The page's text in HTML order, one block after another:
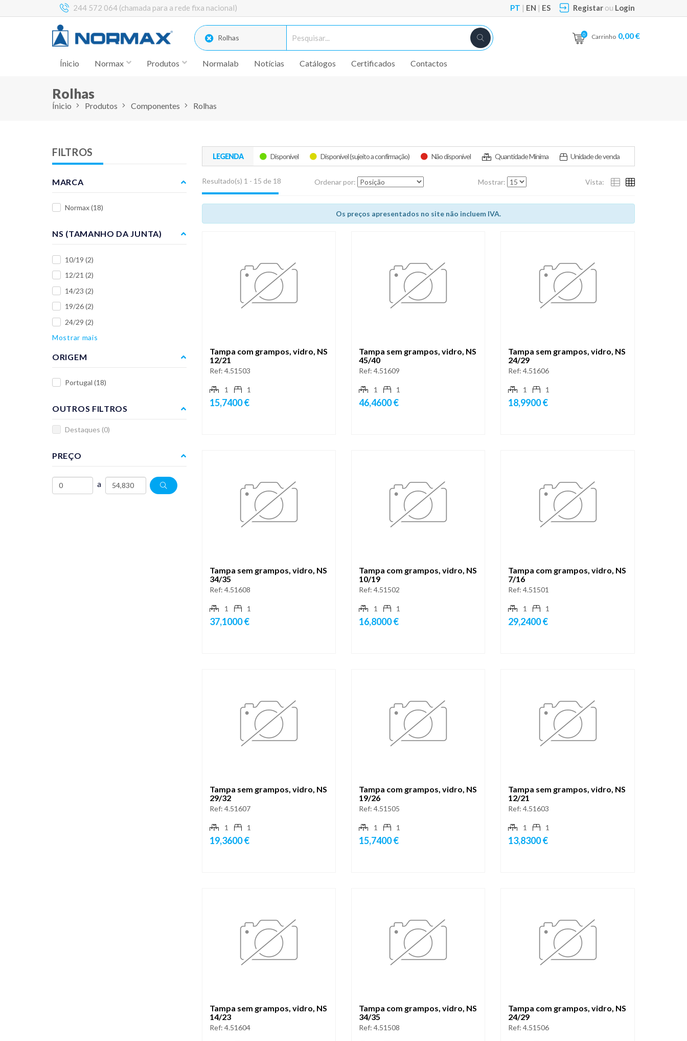
244 572 064 (chamada para a rede fixa nacional) PT | EN | ES Registar ou Login
0 Carrinho 0,00 €
Rolhas
Ínicio Normax Produtos Normalab Notícias Catálogos Certificados Contactos
Rolhas
Ínicio Produtos Componentes Rolhas
LEGENDA Disponível Disponível (sujeito a confirmação) Não disponível Quantidade Mínima Unidade de venda
Resultado(s) 1 - 15 de 18 Ordenar por: Mostrar: Vista:
Os preços apresentados no site não incluem IVA.
Tampa com grampos, vidro, NS
12/21
Ref: 4.51503
1 1
15,7400 €
Tampa sem grampos, vidro, NS
45/40
Ref: 4.51609
1 1
46,4600 €
Tampa sem grampos, vidro, NS
24/29
Ref: 4.51606
1 1
18,9900 €
Tampa sem grampos, vidro, NS
34/35
Ref: 4.51608
1 1
37,1000 €
Tampa com grampos, vidro, NS
10/19
Ref: 4.51502
1 1
16,8000 €
Tampa com grampos, vidro, NS
7/16
Ref: 4.51501
1 1
29,2400 €
Tampa sem grampos, vidro, NS
29/32
Ref: 4.51607
1 1
19,3600 €
Tampa com grampos, vidro, NS
19/26
Ref: 4.51505
1 1
15,7400 €
Tampa sem grampos, vidro, NS
12/21
Ref: 4.51603
1 1
13,8300 €
Tampa sem grampos, vidro, NS
14/23
Ref: 4.51604
Tampa com grampos, vidro, NS
34/35
Ref: 4.51508
Tampa com grampos, vidro, NS
24/29
Ref: 4.51506
FILTROS
MARCA
Normax(18)
NS (TAMANHO DA JUNTA)
10/19 (2)
12/21 (2)
14/23 (2)
19/26(2)
24/29 (2)
Mostrar mais
ORIGEM
Portugal (18)
OUTROS FILTROS
Destaques (0)
PREÇO
a